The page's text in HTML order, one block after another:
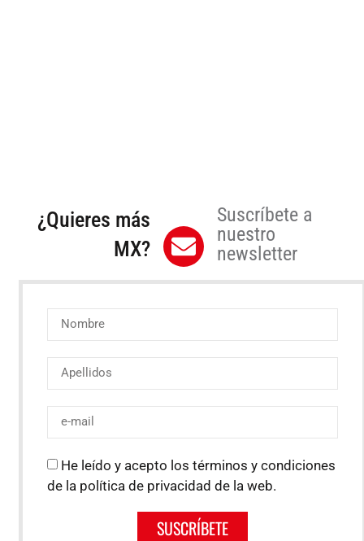
¿Quieres más
MX?
Suscríbete a
nuestro
newsletter
He leído y acepto los términos y condiciones
de la política de privacidad de la web.
SUSCRÍBETE